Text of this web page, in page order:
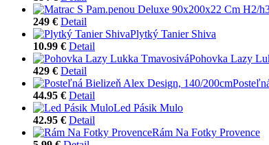
249 € Detail
Plytký Tanier Shiva
10.99 € Detail
Pohovka Lazy
429 € Detail
44.95 € Detail
Led Pásik Mulo
42.95 € Detail
Rám Na Fotky Provence